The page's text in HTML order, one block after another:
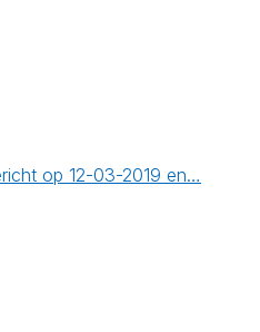
op 12-03-2019 en…